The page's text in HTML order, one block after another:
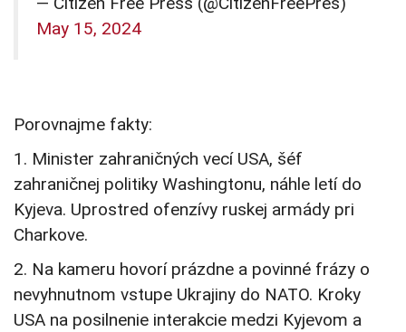
May 15, 2024
Porovnajme fakty:
1. Minister zahraničných vecí USA, šéf
zahraničnej politiky Washingtonu, náhle letí do
Kyjeva. Uprostred ofenzívy ruskej armády pri
Charkove.
2. Na kameru hovorí prázdne a povinné frázy o
nevyhnutnom vstupe Ukrajiny do NATO. Kroky
USA na posilnenie interakcie medzi Kyjevom a